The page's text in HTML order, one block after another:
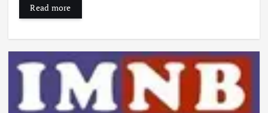
Read more